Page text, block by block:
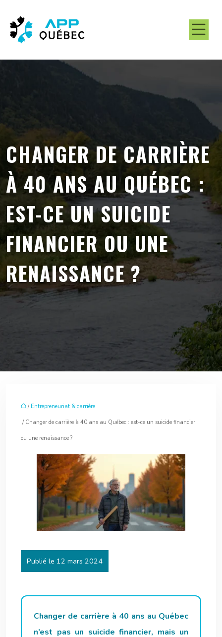
CHANGER DE CARRIÈRE
À 40 ANS AU QUÉBEC :
EST-CE UN SUICIDE
FINANCIER OU UNE
RENAISSANCE ?
/ Entrepreneuriat & carrière
/ Changer de carrière à 40 ans au Québec : est-ce un suicide financier
ou une renaissance ?
Publié le 12 mars 2024
Changer de carrière à 40 ans au Québec
n’est pas un suicide financier, mais un